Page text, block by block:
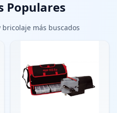
Populares
más buscados